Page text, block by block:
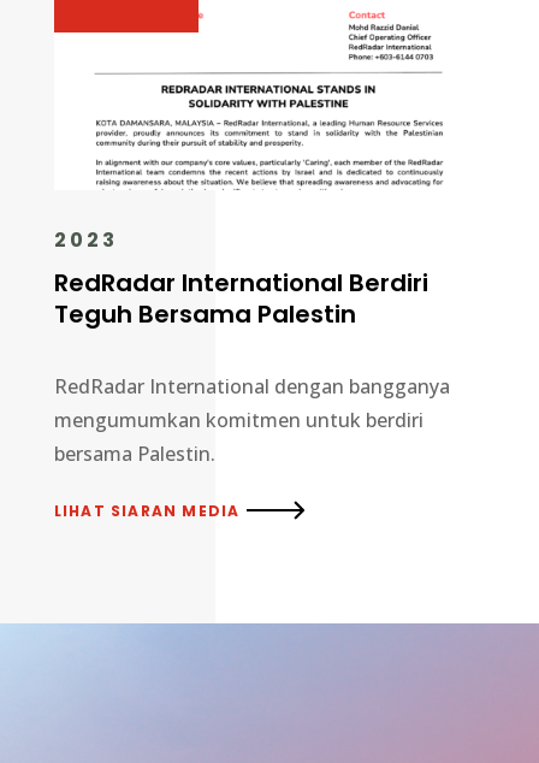
2023
RedRadar International Berdiri
Teguh Bersama Palestin
RedRadar International dengan bangganya
mengumumkan komitmen untuk berdiri
bersama Palestin.
LIHAT SIARAN MEDIA